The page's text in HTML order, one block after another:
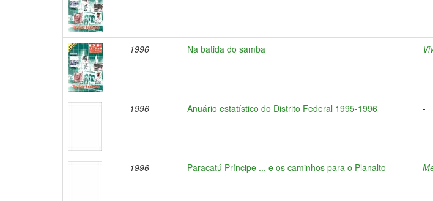
1996 Na batida do samba
1996 Anuário estatístico do Distrito Federal 1995-1996 -
1996 Paracatú Príncipe ... e os caminhos para o Planalto